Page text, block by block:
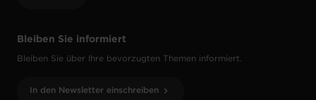
Bleiben Sie informiert
Bleiben Sie über Ihre bevorzugten Themen informiert.
In den Newsletter einschreiben